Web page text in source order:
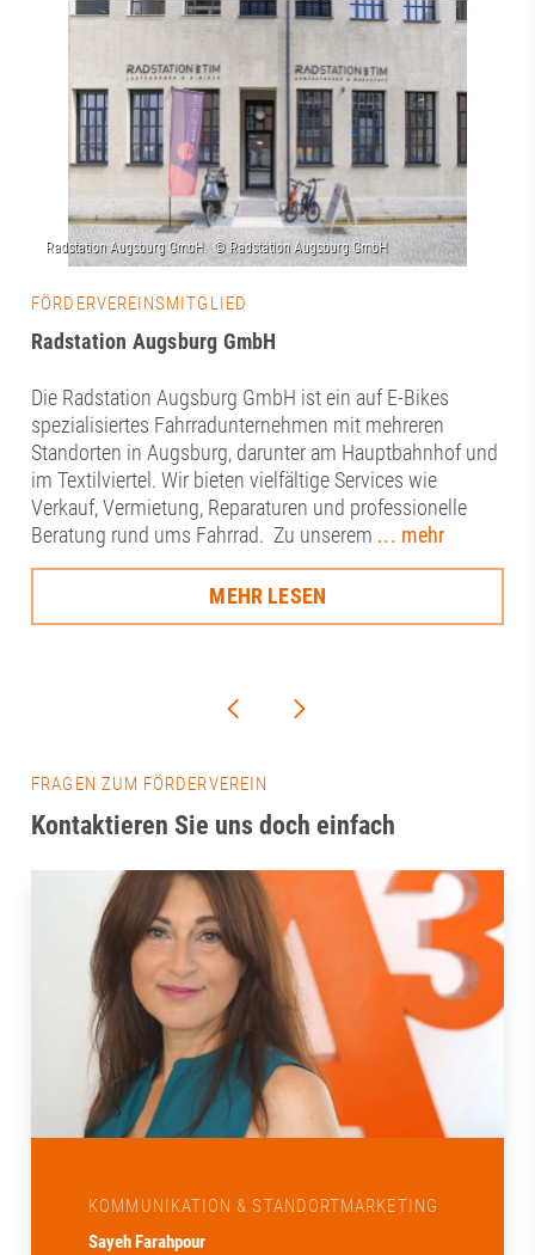
FÖRDERVEREINSMITGLIED
Radstation Augsburg GmbH
Die Radstation Augsburg GmbH ist ein auf E-Bikes
spezialisiertes Fahrradunternehmen mit mehreren
Standorten in Augsburg, darunter am Hauptbahnhof und
im Textilviertel. Wir bieten vielfältige Services wie
Verkauf, Vermietung, Reparaturen und professionelle
Beratung rund ums Fahrrad. Zu unserem ... mehr
MEHR LESEN
FRAGEN ZUM FÖRDERVEREIN
Kontaktieren Sie uns doch einfach
KOMMUNIKATION & STANDORTMARKETING
Sayeh Farahpour